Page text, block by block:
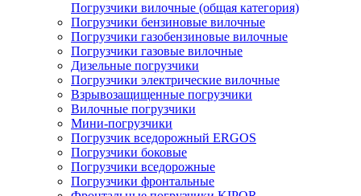
Погрузчики вилочные (общая категория)
Погрузчики бензиновые вилочные
Погрузчики газобензиновые вилочные
Погрузчики газовые вилочные
Дизельные погрузчики
Погрузчики электрические вилочные
Взрывозащищенные погрузчики
Вилочные погрузчики
Мини-погрузчики
Погрузчик вседорожный ERGOS
Погрузчики боковые
Погрузчики вседорожные
Погрузчики фронтальные